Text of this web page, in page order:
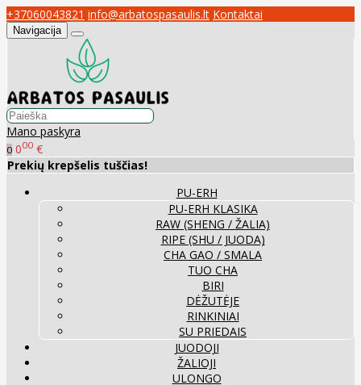
+37060043821 info@arbatospasaulis.lt Kontaktai
Navigacija
Mano paskyra
0 000 €
Prekių krepšelis tuščias!
PU-ERH
PU-ERH KLASIKA
RAW (SHENG / ŽALIA)
RIPE (SHU / JUODA)
CHA GAO / SMALA
TUO CHA
BIRI
DĖŽUTĖJE
RINKINIAI
SU PRIEDAIS
JUODOJI
ŽALIOJI
ULONGO